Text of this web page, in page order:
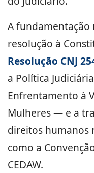
A
resolução à
Resolução CNJ
a Política
Enfrentamento à
Mulheres — e a
direitos humanos
como a
CEDAW.